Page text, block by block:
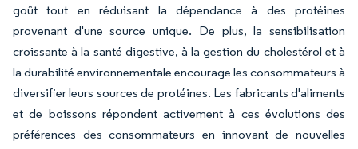
goût tout en réduisant la dépendance à des protéines
provenant d'une source unique. De plus, la sensibilisation
croissante à la santé digestive, à la gestion du cholestérol et à
la durabilité environnementale encourage les consommateurs à
diversifier leurs sources de protéines. Les fabricants d'aliments
et de boissons répondent activement à ces évolutions des
préférences des consommateurs en innovant de nouvelles